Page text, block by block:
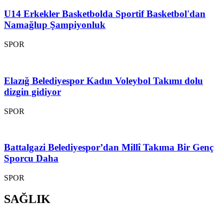
U14 Erkekler Basketbolda Sportif Basketbol'dan
Namağlup Şampiyonluk
SPOR
Elazığ Belediyespor Kadın Voleybol Takımı dolu
dizgin gidiyor
SPOR
Battalgazi Belediyespor’dan Millî Takıma Bir Genç
Sporcu Daha
SPOR
SAĞLIK